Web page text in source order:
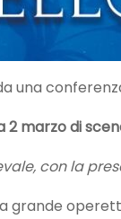
una
2 marzo di
con la